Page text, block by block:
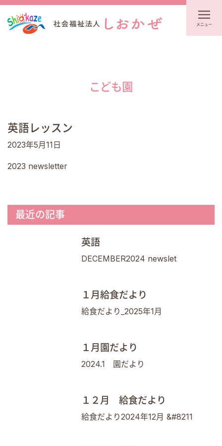
メニュー
こども園
英語レッスン
2023年5月11日
2023 newsletter
最近の記事
英語
DECEMBER2024 newslet
１月給食だより
給食だより_2025年1月
１月園だより
2024.1 園だより
１２月 給食だより
給食だより2024年12月 &#8211